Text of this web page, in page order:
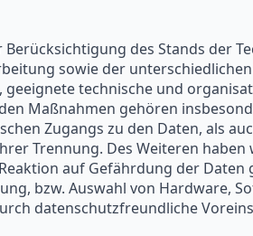
des Stands der
sowie der
technische und
Maßnahmen gehören
Zugangs zu den Daten, als
Trennung. Des Weiteren
auf Gefährdung der
bzw. Auswahl von Hardware,
datenschutzfreundliche